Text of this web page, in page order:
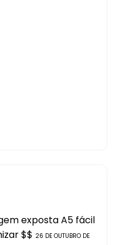
exposta A5 fácil
$$ 26 DE OUTUBRO DE